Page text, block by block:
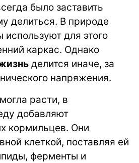
было заставить
делиться. В природе
для этого
каркас. Однако
делится иначе, за
напряжения.
расти, в
добавляют
кормильцев. Они
клеткой, поставляя ей
ферменты и